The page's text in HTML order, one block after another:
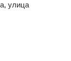
улица